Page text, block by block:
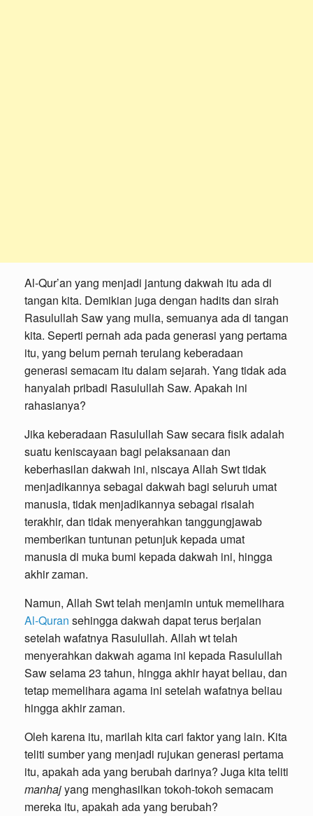
Al-Qur’an yang menjadi jantung dakwah itu ada di
tangan kita. Demikian juga dengan hadits dan sirah
Rasulullah Saw yang mulia, semuanya ada di tangan
kita. Seperti pernah ada pada generasi yang pertama
itu, yang belum pernah terulang keberadaan
generasi semacam itu dalam sejarah. Yang tidak ada
hanyalah pribadi Rasulullah Saw. Apakah ini
rahasianya?
Jika keberadaan Rasulullah Saw secara fisik adalah
suatu keniscayaan bagi pelaksanaan dan
keberhasilan dakwah ini, niscaya Allah Swt tidak
menjadikannya sebagai dakwah bagi seluruh umat
manusia, tidak menjadikannya sebagai risalah
terakhir, dan tidak menyerahkan tanggungjawab
memberikan tuntunan petunjuk kepada umat
manusia di muka bumi kepada dakwah ini, hingga
akhir zaman.
Namun, Allah Swt telah menjamin untuk memelihara
Al-Quran sehingga dakwah dapat terus berjalan
setelah wafatnya Rasulullah. Allah wt telah
menyerahkan dakwah agama ini kepada Rasulullah
Saw selama 23 tahun, hingga akhir hayat beliau, dan
tetap memelihara agama ini setelah wafatnya beliau
hingga akhir zaman.
Oleh karena itu, marilah kita cari faktor yang lain. Kita
teliti sumber yang menjadi rujukan generasi pertama
itu, apakah ada yang berubah darinya? Juga kita teliti
manhajyang menghasilkan tokoh-tokoh semacam
mereka itu, apakah ada yang berubah?